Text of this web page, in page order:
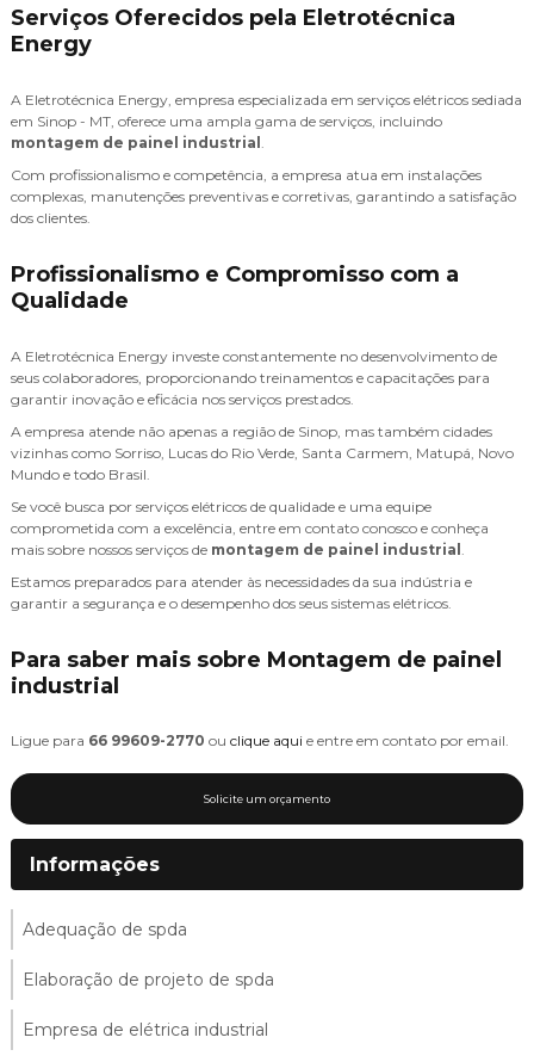
Serviços Oferecidos pela Eletrotécnica
Energy
A Eletrotécnica Energy, empresa especializada em serviços elétricos sediada
em Sinop - MT, oferece uma ampla gama de serviços, incluindo
montagem de painel industrial
Com profissionalismo e competência, a empresa atua em instalações
complexas, manutenções preventivas e corretivas, garantindo a satisfação
dos clientes.
Profissionalismo e Compromisso com a
Qualidade
A Eletrotécnica Energy investe constantemente no desenvolvimento de
seus colaboradores, proporcionando treinamentos e capacitações para
garantir inovação e eficácia nos serviços prestados.
A empresa atende não apenas a região de Sinop, mas também cidades
vizinhas como Sorriso, Lucas do Rio Verde, Santa Carmem, Matupá, Novo
Mundo e todo Brasil.
Se você busca por serviços elétricos de qualidade e uma equipe
comprometida com a excelência, entre em contato conosco e conheça
mais sobre nossos serviços de montagem de painel industrial
Estamos preparados para atender às necessidades da sua indústria e
garantir a segurança e o desempenho dos seus sistemas elétricos.
Para saber mais sobre Montagem de painel
industrial
Ligue para 66 99609-2770 ou clique aqui e entre em contato por email.
Solicite um orçamento
Informações
Adequação de spda
Elaboração de projeto de spda
Empresa de elétrica industrial